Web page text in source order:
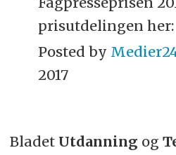
prisutdelingen her:
Posted by
2017
Bladet Utdanning og